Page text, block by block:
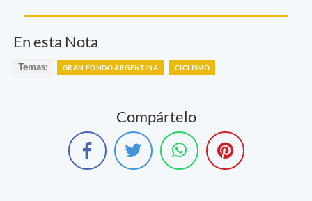
En esta Nota
Temas: GRAN FONDO ARGENTINA CICLISMO
Compártelo